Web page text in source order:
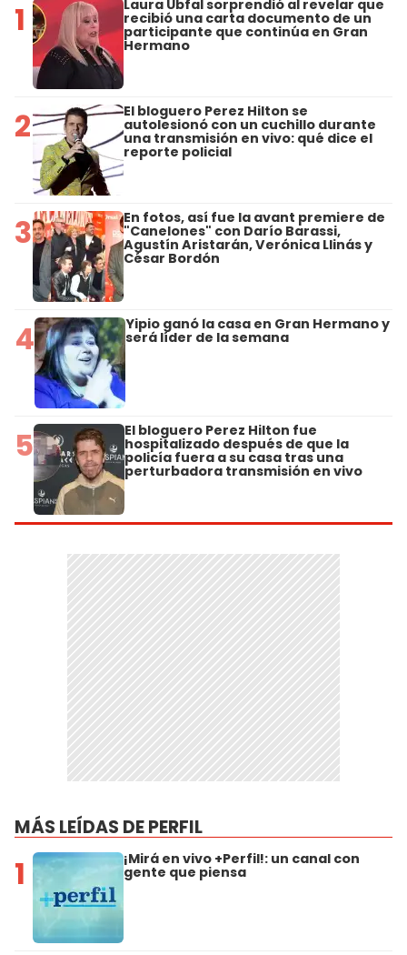
1 Laura Ubfal sorprendió al revelar que
recibió una carta documento de un
participante que continúa en Gran
Hermano
2 El bloguero Perez Hilton se
autolesionó con un cuchillo durante
una transmisión en vivo: qué dice el
reporte policial
3 En fotos, así fue la avant premiere de
"Canelones" con Darío Barassi,
Agustín Aristarán, Verónica Llinás y
César Bordón
4 Yipio ganó la casa en Gran Hermano y
será líder de la semana
5 El bloguero Perez Hilton fue
hospitalizado después de que la
policía fuera a su casa tras una
perturbadora transmisión en vivo
MÁS LEÍDAS DE PERFIL
1 ¡Mirá en vivo +Perfil!: un canal con
gente que piensa